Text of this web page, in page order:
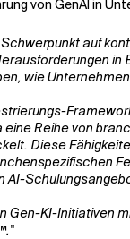
von GenAI in
auf
wie
Reihe von
Diese
Gen-KI-